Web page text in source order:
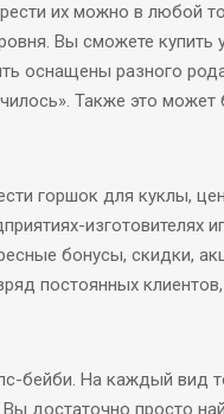
их можно в любой
Вы сможете купить
оснащены разного
Также это
горшок для куклы,
изготовителях
бонусы, скидки,
постоянных
бейби. На каждый вид
достаточно просто